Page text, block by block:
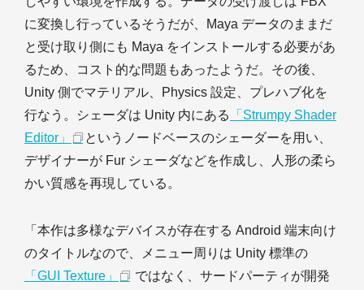
に変換し行っているそうだが、Maya データのままだ
と受け取り側にも Maya をインストールする必要があ
るため、コスト的な問題もあったようだ。その後、
Unity 側でマテリアル、Physics 設定、プレハブ化を
行なう。シェーダは Unity 内にある
「Strumpy Shader
Editor」
というノードベースのシェーダーを用い、
デザイナーが Fur シェーダなどを作成し、人形の柔ら
かい質感を再現している。
「本作は多様なデバイスが存在する Android 端末向け
のタイトルなので、メニュー周りは Unity 標準の
「GUI Texture」
ではなく、サードパーティが開発